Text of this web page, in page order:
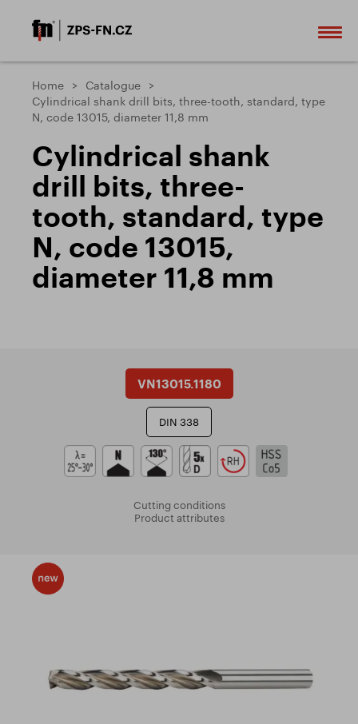
Home
Catalogue
Cylindrical shank drill bits, three-tooth, standard, type
N, code 13015, diameter 11,8 mm
Cylindrical shank
drill bits, three-
tooth, standard, type
N, code 13015,
diameter 11,8 mm
VN13015.1180
DIN 338
Cutting conditions
Product attributes